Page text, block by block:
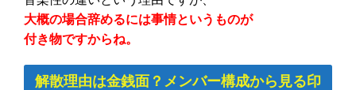
大概の場合辞めるには事情というものが
付き物ですからね。
解散理由は金銭面？メンバー構成から見る印